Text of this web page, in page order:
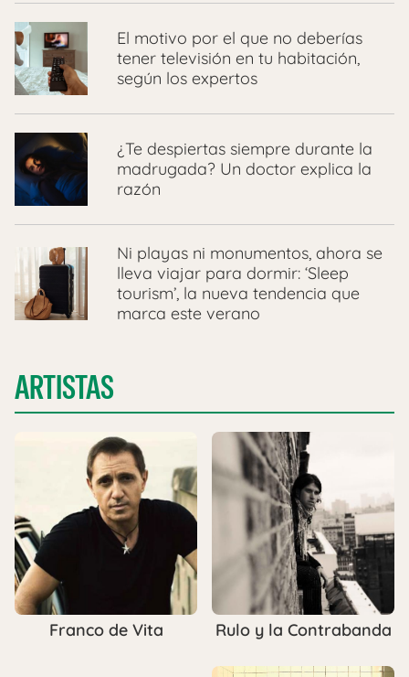
El motivo por el que no deberías
tener televisión en tu habitación,
según los expertos
¿Te despiertas siempre durante la
madrugada? Un doctor explica la
razón
Ni playas ni monumentos, ahora se
lleva viajar para dormir: ‘Sleep
tourism’, la nueva tendencia que
marca este verano
ARTISTAS
Franco de Vita Rulo y la Contrabanda